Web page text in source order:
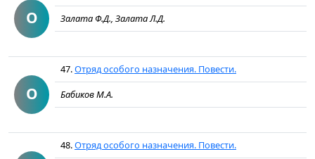
О
Залата Ф.Д., Залата Л.Д.
О
47.Отряд особого назначения. Повести.
Бабиков М.А.
48.Отряд особого назначения. Повести.